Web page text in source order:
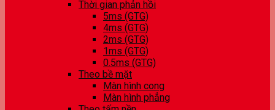
Thời gian phản hồi
5ms (GTG)
4ms (GTG)
2ms (GTG)
1ms (GTG)
0.5ms (GTG)
Theo bề mặt
Màn hình cong
Màn hình phẳng